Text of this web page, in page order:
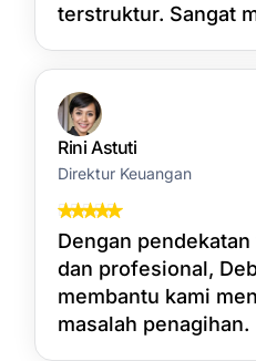
terstruktur. Sangat
Rini Astuti
Direktur Keuangan
Dengan
dan profesional,
membantu kami
masalah penagihan.